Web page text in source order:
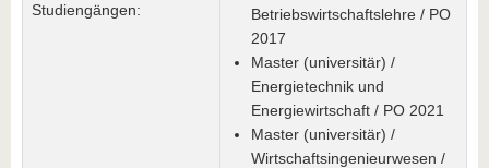
Studiengängen:
Betriebswirtschaftslehre / PO
2017
Master (universitär) /
Energietechnik und
Energiewirtschaft / PO 2021
Master (universitär) /
Wirtschaftsingenieurwesen /